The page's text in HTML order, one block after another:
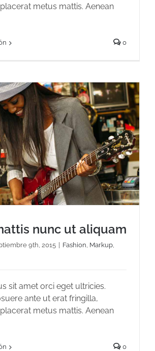
metus mattis. Aenean
0
mattis nunc ut aliquam
nunc ut aliquam
9th, 2015 Fashion, Markup,
sit amet orci eget ultricies.
ante ut erat fringilla,
metus mattis. Aenean
0